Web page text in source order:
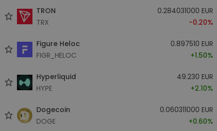
TRON
TRX
0.284031000 EUR
-0.20%
Figure Heloc
FIGR_HELOC
0.897510 EUR
+1.50%
Hyperliquid
HYPE
49.230 EUR
+2.10%
Dogecoin
DOGE
0.060311000 EUR
+0.60%